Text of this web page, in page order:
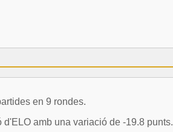
en 9 rondes.
amb una variació de -19.8 punts.